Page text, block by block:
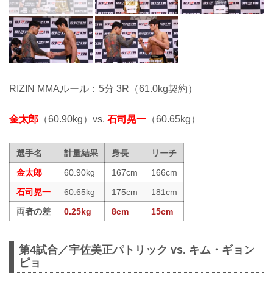
RIZIN MMAルール：5分 3R（61.0kg契約）
金太郎 （60.90kg）vs. 石司晃一 （60.65kg）
選手名 計量結果 身長
リーチ
金太郎
60.90kg 167cm
166cm
石司晃一
60.65kg 175cm
181cm
両者の差
0.25kg 8cm 15cm
第4試合／宇佐美正パトリック vs. キム・ギョン
ピョ